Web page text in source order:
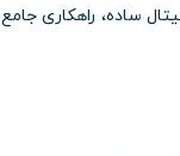
ساده، راهکاری جامع